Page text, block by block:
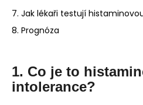
7. Jak lékaři testují
8. Prognóza
1. Co je to
intolerance?
t
e
j
í